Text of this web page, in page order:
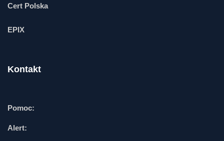
Cert Polska
EPIX
Kontakt
Pomoc:
Alert: